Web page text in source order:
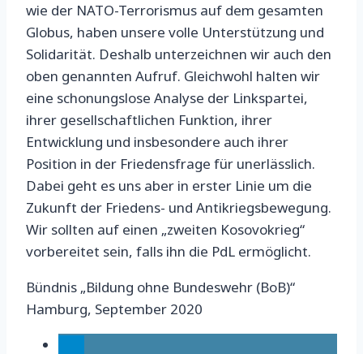
wie der NATO-Terrorismus auf dem gesamten
Globus, haben unsere volle Unterstützung und
Solidarität. Deshalb unterzeichnen wir auch den
oben genannten Aufruf. Gleichwohl halten wir
eine schonungslose Analyse der Linkspartei,
ihrer gesellschaftlichen Funktion, ihrer
Entwicklung und insbesondere auch ihrer
Position in der Friedensfrage für unerlässlich.
Dabei geht es uns aber in erster Linie um die
Zukunft der Friedens- und Antikriegsbewegung.
Wir sollten auf einen „zweiten Kosovokrieg“
vorbereitet sein, falls ihn die PdL ermöglicht.
Bündnis „Bildung ohne Bundeswehr (BoB)“
Hamburg, September 2020